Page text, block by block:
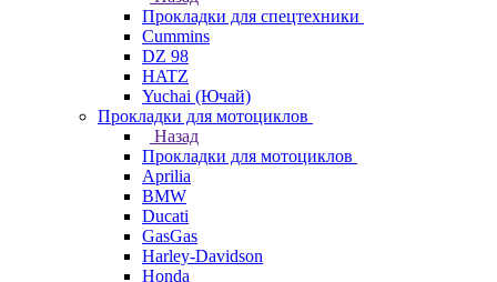
Прокладки для спецтехники
Cummins
DZ 98
HATZ
Yuchai (Ючай)
Прокладки для мотоциклов
Назад
Прокладки для мотоциклов
Aprilia
BMW
Ducati
GasGas
Harley-Davidson
Honda